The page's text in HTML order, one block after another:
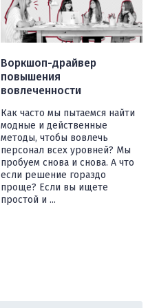
Воркшоп-драйвер
повышения
вовлеченности
Как часто мы пытаемся найти
модные и действенные
методы, чтобы вовлечь
персонал всех уровней? Мы
пробуем снова и снова. А что
если решение гораздо
проще? Если вы ищете
простой и ...